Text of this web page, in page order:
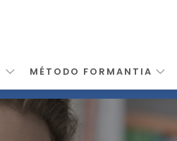
MÉTODO FORMANTIA